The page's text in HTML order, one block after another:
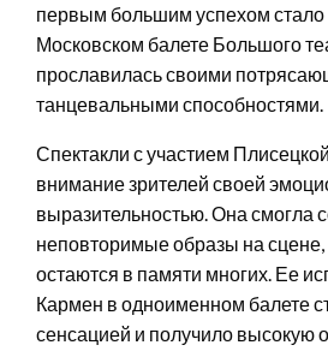
первым большим успехом стало
Московском балете Большого
прославилась своими
танцевальными способностями.
Спектакли с участием
внимание зрителей своей
выразительностью. Она смогла
неповторимые образы на сцене,
остаются в памяти многих. Ее
Кармен в одноименном балете
сенсацией и получило высокую